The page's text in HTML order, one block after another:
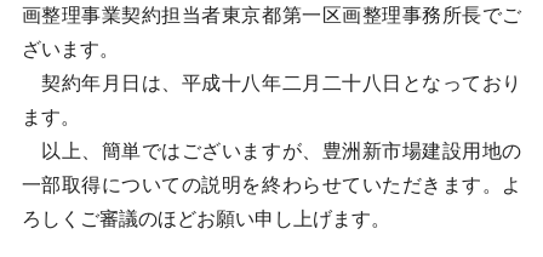
画整理事業契約担当者東京都第一区画整理事務所長でご
ざいます。
契約年月日は、平成十八年二月二十八日となっており
ます。
以上、簡単ではございますが、豊洲新市場建設用地の
一部取得についての説明を終わらせていただきます。よ
ろしくご審議のほどお願い申し上げます。